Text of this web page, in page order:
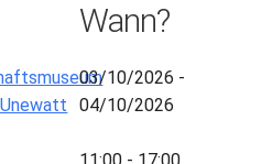
Wann?
03/10/2026 -
04/10/2026